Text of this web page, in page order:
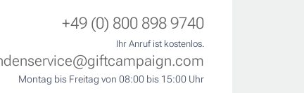
+49 (0) 800 898 9740
Ihr Anruf ist kostenlos.
Montag bis Freitag von 08:00 bis 15:00 Uhr